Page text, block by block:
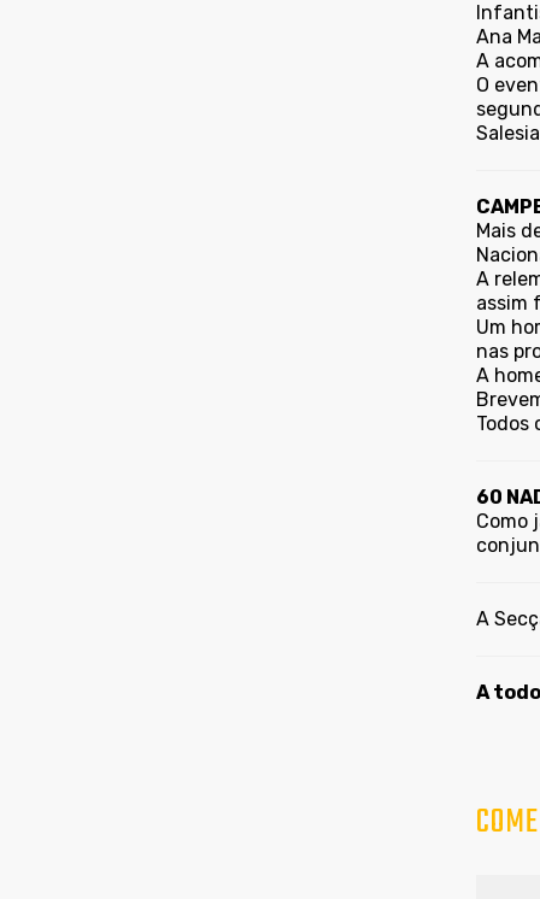
Ana
A
O
Mais
A
assim
Um
nas
A
Todos
60
Como
A
A